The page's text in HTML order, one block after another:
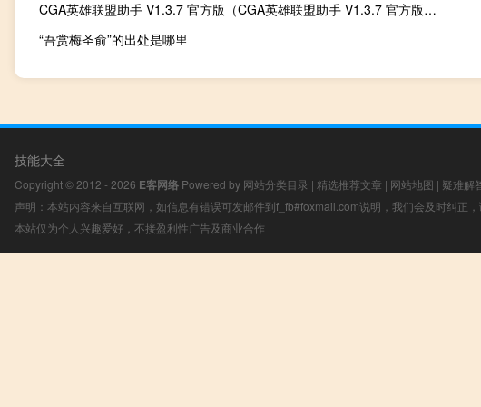
CGA英雄联盟助手 V1.3.7 官方版（CGA英雄联盟助手 V1.3.7 官方版功能简介）
“吾赏梅圣俞”的出处是哪里
技能大全
Copyright © 2012 - 2026 E客网络 Powered by 网站分类目录 | 精选推荐文章 | 网站地图 | 疑难解
声明：本站内容来自互联网，如信息有错误可发邮件到f_fb#foxmail.com说明，我们会及时纠正
本站仅为个人兴趣爱好，不接盈利性广告及商业合作